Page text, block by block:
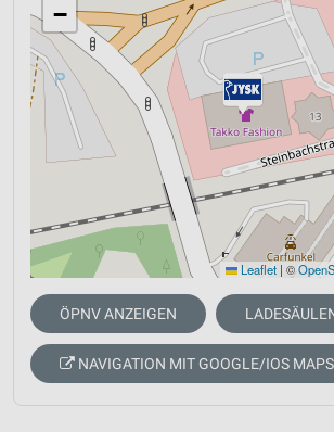
−
Leaflet | ©
ÖPNV ANZEIGEN
NAVIGATION MIT GOOGLE/IOS MAPS